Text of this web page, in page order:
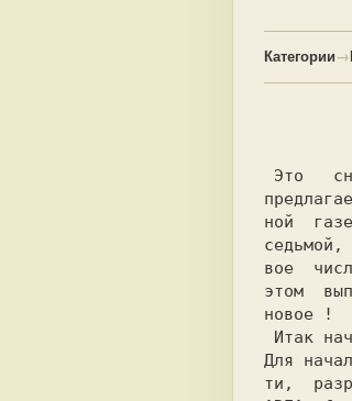
Категории→
Это
ной
вое
этом
Для
ти,